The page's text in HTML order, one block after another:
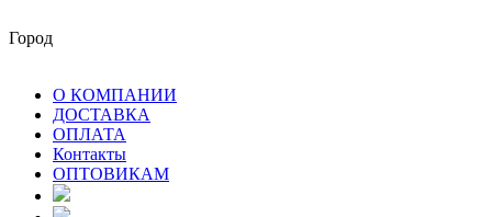
Город
О КОМПАНИИ
ДОСТАВКА
ОПЛАТА
Контакты
ОПТОВИКАМ